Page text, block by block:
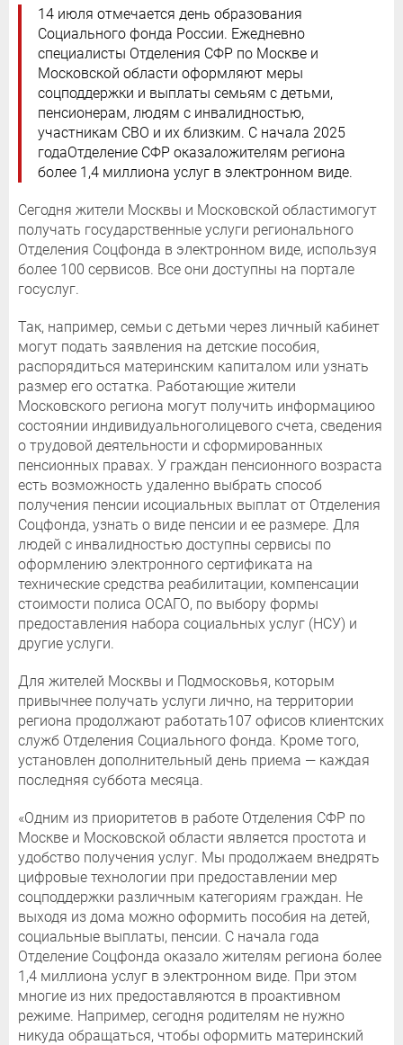
14 июля отмечается день образования
Социального фонда России. Ежедневно
специалисты Отделения СФР по Москве и
Московской области оформляют меры
соцподдержки и выплаты семьям с детьми,
пенсионерам, людям с инвалидностью,
участникам СВО и их близким. С начала 2025
годаОтделение СФР оказаложителям региона
более 1,4 миллиона услуг в электронном виде.
Сегодня жители Москвы и Московской областимогут
получать государственные услуги регионального
Отделения Соцфонда в электронном виде, используя
более 100 сервисов. Все они доступны на портале
госуслуг.
Так, например, семьи с детьми через личный кабинет
могут подать заявления на детские пособия,
распорядиться материнским капиталом или узнать
размер его остатка. Работающие жители
Московского региона могут получить информациюо
состоянии индивидуальноголицевого счета, сведения
о трудовой деятельности и сформированных
пенсионных правах. У граждан пенсионного возраста
есть возможность удаленно выбрать способ
получения пенсии исоциальных выплат от Отделения
Соцфонда, узнать о виде пенсии и ее размере. Для
людей с инвалидностью доступны сервисы по
оформлению электронного сертификата на
технические средства реабилитации, компенсации
стоимости полиса ОСАГО, по выбору формы
предоставления набора социальных услуг (НСУ) и
другие услуги.
Для жителей Москвы и Подмосковья, которым
привычнее получать услуги лично, на территории
региона продолжают работать107 офисов клиентских
служб Отделения Социального фонда. Кроме того,
установлен дополнительный день приема — каждая
последняя суббота месяца.
«Одним из приоритетов в работе Отделения СФР по
Москве и Московской области является простота и
удобство получения услуг. Мы продолжаем внедрять
цифровые технологии при предоставлении мер
соцподдержки различным категориям граждан. Не
выходя из дома можно оформить пособия на детей,
социальные выплаты, пенсии. С начала года
Отделение Соцфонда оказало жителям региона более
1,4 миллиона услуг в электронном виде. При этом
многие из них предоставляются в проактивном
режиме. Например, сегодня родителям не нужно
никуда обращаться, чтобы оформить материнский